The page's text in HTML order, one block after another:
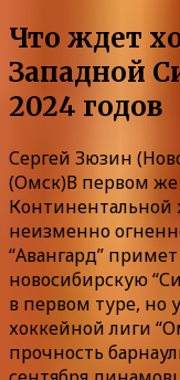
Что ждет
Западной
2024 годов
Сергей Зюзин
(Омск)В первом
Континентальной
неизменно
“Авангард”
новосибирскую
в первом туре, но
хоккейной лиги
прочность